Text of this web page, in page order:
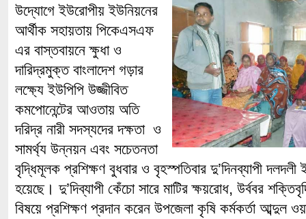
উদ্যোগে ইউরোপীয় ইউনিয়নের
আর্থীক সহায়তায় পিকেএসএফ
এর বাস্তবায়নে ক্ষুধা ও
দারিদ্রমুক্ত বাংলাদেশ গড়ার
লক্ষ্যে ইউপিপি উজ্জীবিত
কমপোনেন্টের আওতায় অতি
দরিদ্র নারী সদস্যদের দক্ষতা ও
সামর্থ্য উন্নয়ন এবং সচেতনতা
বৃদ্ধিমূলক প্রশিক্ষণ বুধবার ও বৃহস্পতিবার দু’দিনব্যাপী দলদলী
হয়েছে। দু’দিব্যাপী কেঁচো সারে মাটির ক্ষয়রোধ, উর্ববর
বিষয়ে প্রশিক্ষণ প্রদান করেন উপজেলা কৃষি কর্মকর্তা আব্দুল